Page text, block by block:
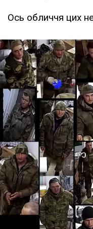
Ось обличчя цих